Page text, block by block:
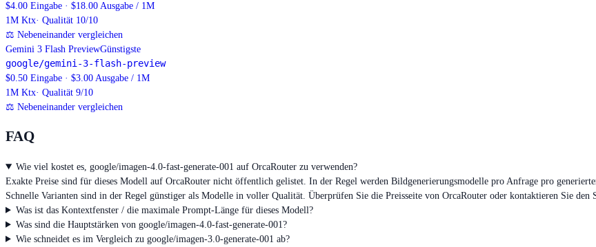
$4.00 Eingabe · $18.00 Ausgabe / 1M
1M Ktx· Qualität 10/10
⚖ Nebeneinander vergleichen
Gemini 3 Flash PreviewGünstigste
google/gemini-3-flash-preview
$0.50 Eingabe · $3.00 Ausgabe / 1M
1M Ktx· Qualität 9/10
⚖ Nebeneinander vergleichen
FAQ
Wie viel kostet es, google/imagen-4.0-fast-generate-001 auf OrcaRouter zu verwenden?
Exakte Preise sind für dieses Modell auf OrcaRouter nicht öffentlich gelistet. In der Regel werden Bildgenerierungsmodelle pro Anfrage pro
Schnelle Varianten sind in der Regel günstiger als Modelle in voller Qualität. Überprüfen Sie die Preisseite von OrcaRouter oder kontaktieren Sie den
Was ist das Kontextfenster / die maximale Prompt-Länge für dieses Modell?
Was sind die Hauptstärken von google/imagen-4.0-fast-generate-001?
Wie schneidet es im Vergleich zu google/imagen-3.0-generate-001 ab?